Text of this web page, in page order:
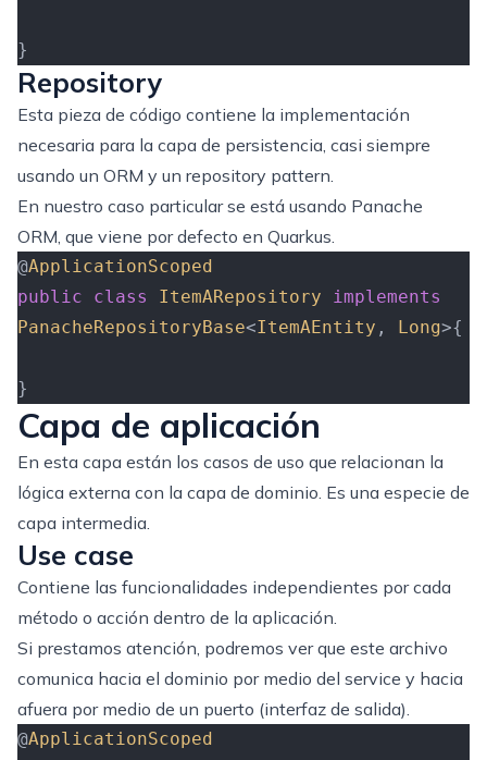
}
Repository
Esta pieza de código contiene la implementación
necesaria para la capa de persistencia, casi siempre
usando un ORM y un repository pattern.
En nuestro caso particular se está usando Panache
ORM, que viene por defecto en Quarkus.
@ApplicationScoped
public class ItemARepository implements
PanacheRepositoryBase<ItemAEntity , Long>{
}
Capa de aplicación
En esta capa están los casos de uso que relacionan la
lógica externa con la capa de dominio. Es una especie de
capa intermedia.
Use case
Contiene las funcionalidades independientes por cada
método o acción dentro de la aplicación.
Si prestamos atención, podremos ver que este archivo
comunica hacia el dominio por medio del service y hacia
afuera por medio de un puerto (interfaz de salida).
@ApplicationScoped